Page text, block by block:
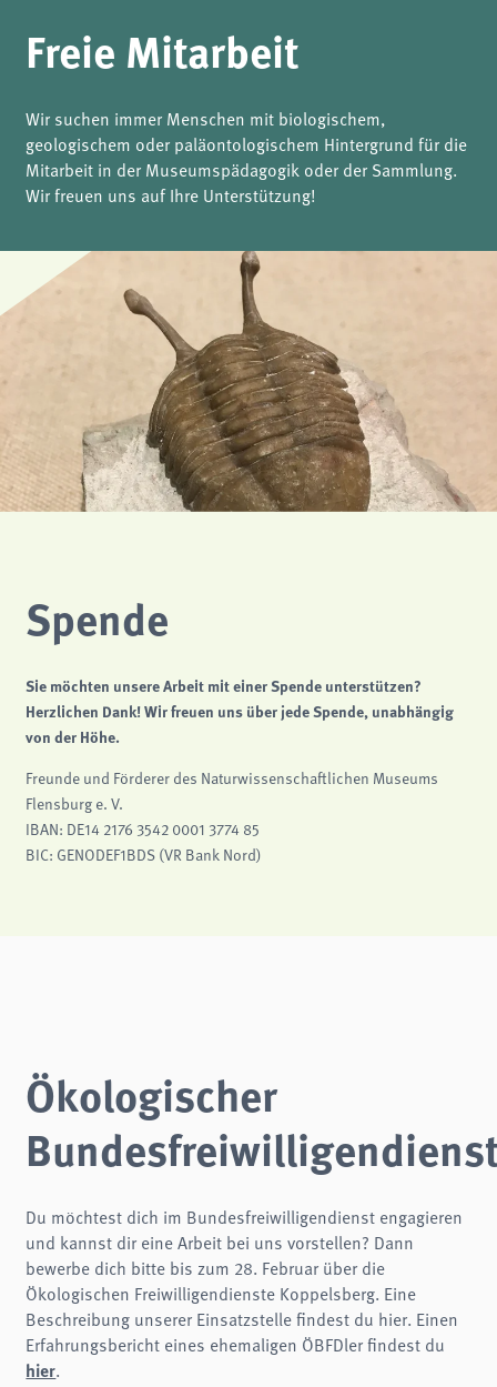
Freie Mitarbeit
Wir suchen immer Menschen mit biologischem,
geologischem oder paläontologischem Hintergrund für die
Mitarbeit in der Museumspädagogik oder der Sammlung.
Wir freuen uns auf Ihre Unterstützung!
Spende
Sie möchten unsere Arbeit mit einer Spende unterstützen?
Herzlichen Dank! Wir freuen uns über jede Spende, unabhängig
von der Höhe.
Freunde und Förderer des Naturwissenschaftlichen Museums
Flensburg e. V.
IBAN: DE14 2176 3542 0001 3774 85
BIC: GENODEF1BDS (VR Bank Nord)
Ökologischer
Du möchtest dich im Bundesfreiwilligendienst engagieren
und kannst dir eine Arbeit bei uns vorstellen? Dann
bewerbe dich bitte bis zum 28. Februar über die
Ökologischen Freiwilligendienste Koppelsberg. Eine
Beschreibung unserer Einsatzstelle findest du hier. Einen
Erfahrungsbericht eines ehemaligen ÖBFDler findest du
hier.